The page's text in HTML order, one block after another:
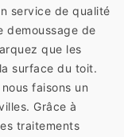
service de qualité
demoussage de
que les
surface du toit.
faisons un
Grâce à
traitements